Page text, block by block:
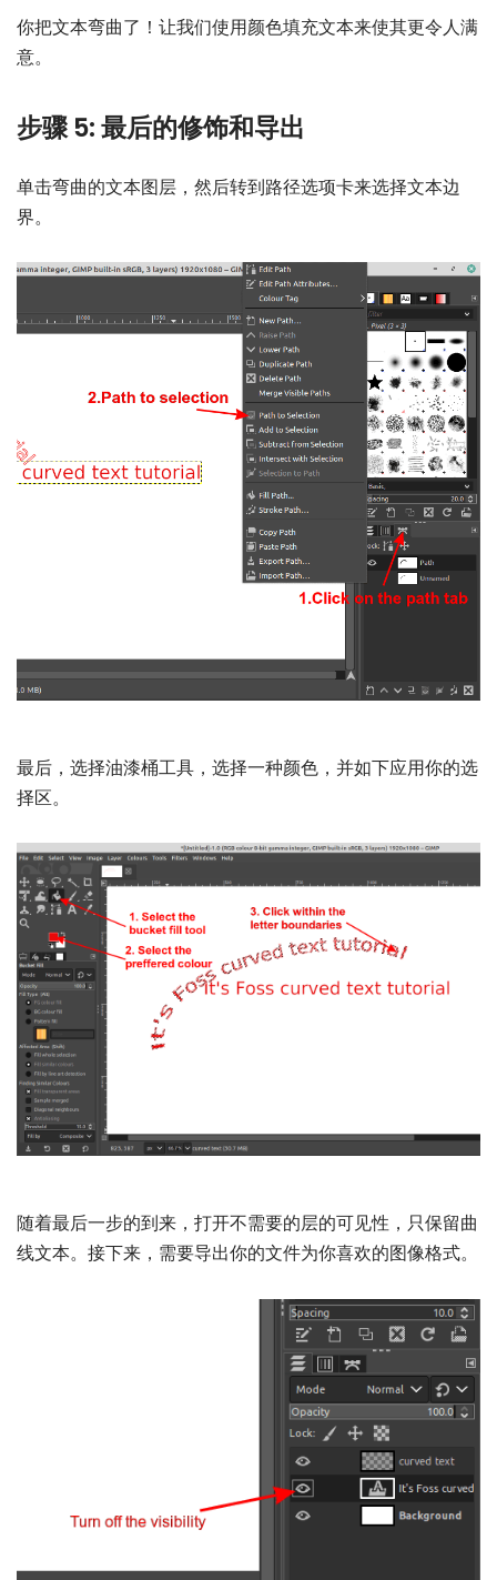
你把文本弯曲了！让我们使用颜色填充文本来使其更令人满
意。
步骤 5: 最后的修饰和导出
单击弯曲的文本图层，然后转到路径选项卡来选择文本边
界。
最后，选择油漆桶工具，选择一种颜色，并如下应用你的选
择区。
随着最后一步的到来，打开不需要的层的可见性，只保留曲
线文本。接下来，需要导出你的文件为你喜欢的图像格式。